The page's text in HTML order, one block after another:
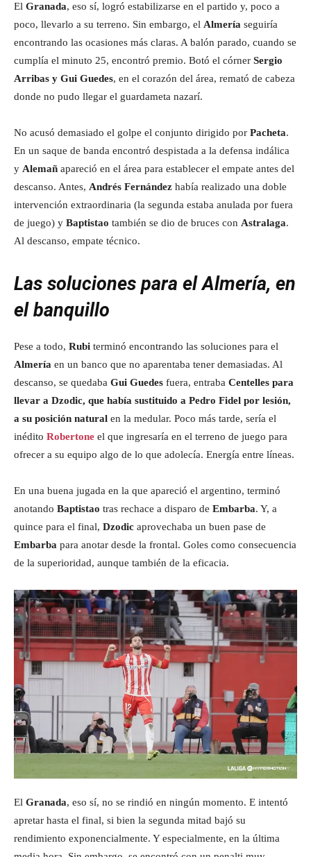
El Granada, eso sí, logró estabilizarse en el partido y, poco a
poco, llevarlo a su terreno. Sin embargo, el Almería seguiría
encontrando las ocasiones más claras. A balón parado, cuando se
cumplía el minuto 25, encontró premio. Botó el córner Sergio
Arribas y Gui Guedes, en el corazón del área, remató de cabeza
donde no pudo llegar el guardameta nazarí.
No acusó demasiado el golpe el conjunto dirigido por Pacheta.
En un saque de banda encontró despistada a la defensa indálica
y Alemañ apareció en el área para establecer el empate antes del
descanso. Antes, Andrés Fernández había realizado una doble
intervención extraordinaria (la segunda estaba anulada por fuera
de juego) y Baptistao también se dio de bruces con Astralaga.
Al descanso, empate técnico.
Las soluciones para el Almería, en
el banquillo
Pese a todo, Rubi terminó encontrando las soluciones para el
Almería en un banco que no aparentaba tener demasiadas. Al
descanso, se quedaba Gui Guedes fuera, entraba Centelles para
llevar a Dzodic, que había sustituido a Pedro Fidel por lesión,
a su posición natural en la medular. Poco más tarde, sería el
inédito Robertone el que ingresaría en el terreno de juego para
ofrecer a su equipo algo de lo que adolecía. Energía entre líneas.
En una buena jugada en la que apareció el argentino, terminó
anotando Baptistao tras rechace a disparo de Embarba. Y, a
quince para el final, Dzodic aprovechaba un buen pase de
Embarba para anotar desde la frontal. Goles como consecuencia
de la superioridad, aunque también de la eficacia.
El Granada, eso sí, no se rindió en ningún momento. E intentó
apretar hasta el final, si bien la segunda mitad bajó su
rendimiento exponencialmente. Y especialmente, en la última